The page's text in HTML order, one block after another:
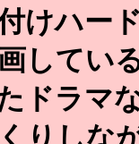
けハー
してい
ドラマ
りしな